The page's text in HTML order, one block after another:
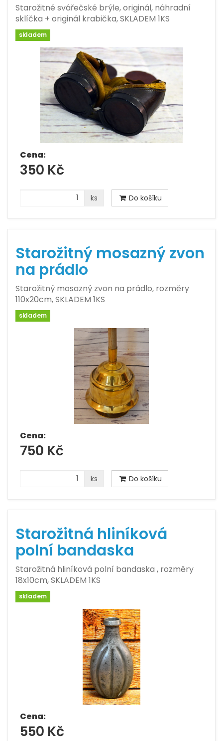
Starožitné svářečské brýle, originál, náhradní
sklíčka + originál krabička, SKLADEM 1KS
skladem
Cena:
350 Kč
ks Do košíku
Starožitný mosazný zvon
na prádlo
Starožitný mosazný zvon na prádlo, rozměry
110x20cm, SKLADEM 1KS
skladem
Cena:
750 Kč
ks Do košíku
Starožitná hliníková
polní bandaska
Starožitná hliníková polní bandaska , rozměry
18x10cm, SKLADEM 1KS
skladem
Cena:
550 Kč